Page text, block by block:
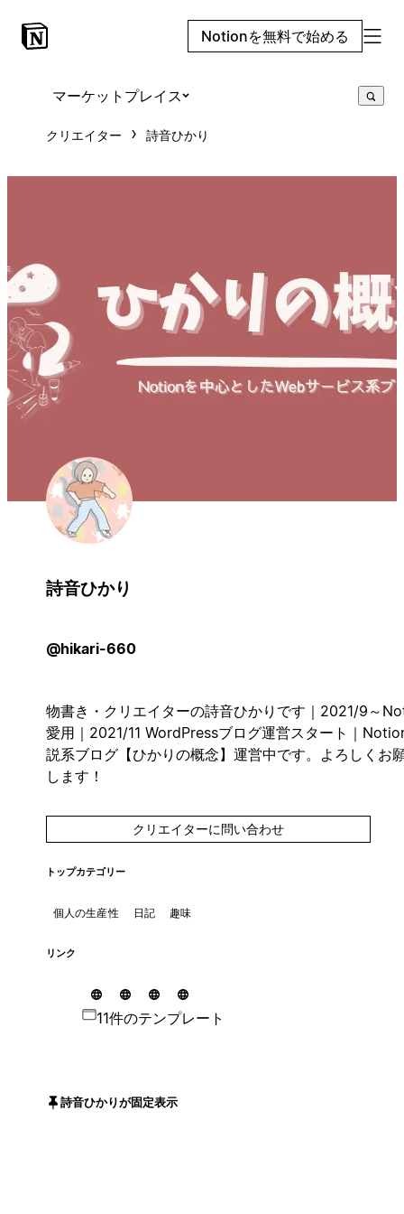
Notionを無料で始める
マーケットプレイス
クリエイター 詩音ひかり
詩音ひかり
@hikari-660
物書き・クリエイターの詩音ひかりです｜2021/9～
愛用｜2021/11 WordPressブログ運営スタート｜
説系ブログ【ひかりの概念】運営中です。よろしくお
します！
クリエイターに問い合わせ
トップカテゴリー
個人の生産性 日記 趣味
リンク
11件のテンプレート
詩音ひかりが固定表示